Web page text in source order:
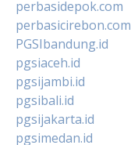
perbasidepok.com
perbasicirebon.com
PGSIbandung.id
pgsiaceh.id
pgsijambi.id
pgsibali.id
pgsijakarta.id
pgsimedan.id